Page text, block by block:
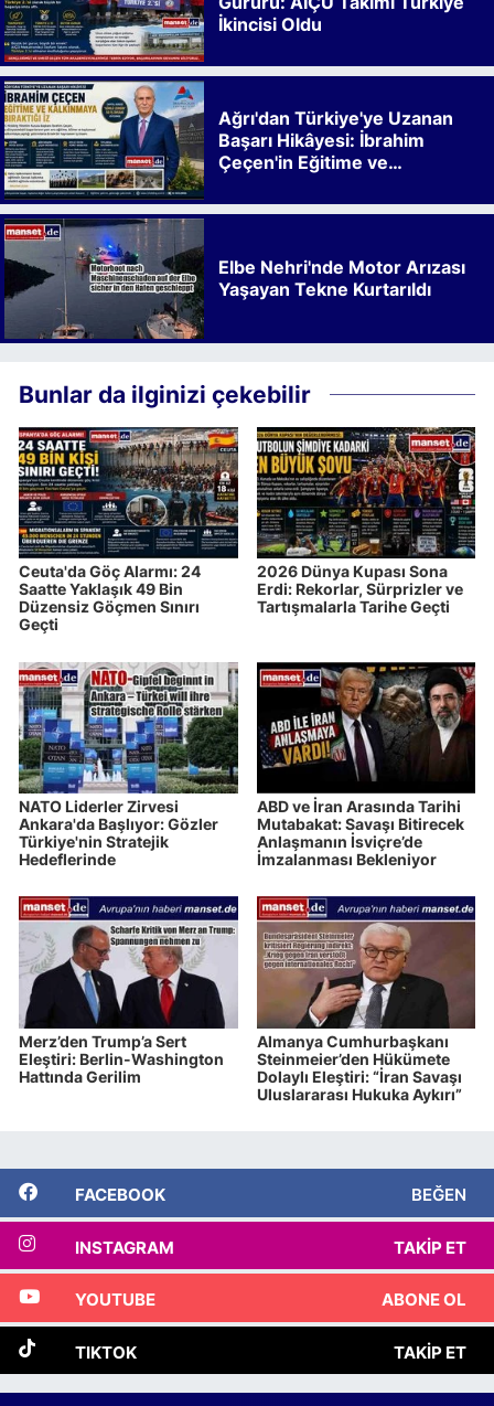
İkincisi Oldu
Ağrı'dan Türkiye'ye Uzanan
Başarı Hikâyesi: İbrahim
Çeçen'in Eğitime ve
Elbe Nehri'nde Motor Arızası
Yaşayan Tekne Kurtarıldı
Bunlar da ilginizi çekebilir
Ceuta'da Göç Alarmı: 24
Saatte Yaklaşık 49 Bin
Düzensiz Göçmen Sınırı
Geçti
2026 Dünya Kupası Sona
Erdi: Rekorlar, Sürprizler ve
Tartışmalarla Tarihe Geçti
NATO Liderler Zirvesi
Ankara'da Başlıyor: Gözler
Türkiye'nin Stratejik
Hedeflerinde
ABD ve İran Arasında Tarihi
Mutabakat: Savaşı Bitirecek
Anlaşmanın İsviçre’de
İmzalanması Bekleniyor
Merz’den Trump’a Sert
Eleştiri: Berlin-Washington
Hattında Gerilim
Almanya Cumhurbaşkanı
Steinmeier’den Hükümete
Dolaylı Eleştiri: “İran Savaşı
Uluslararası Hukuka Aykırı”
FACEBOOK BEĞEN
INSTAGRAM TAKIP ET
YOUTUBE ABONE OL
TIKTOK TAKIP ET